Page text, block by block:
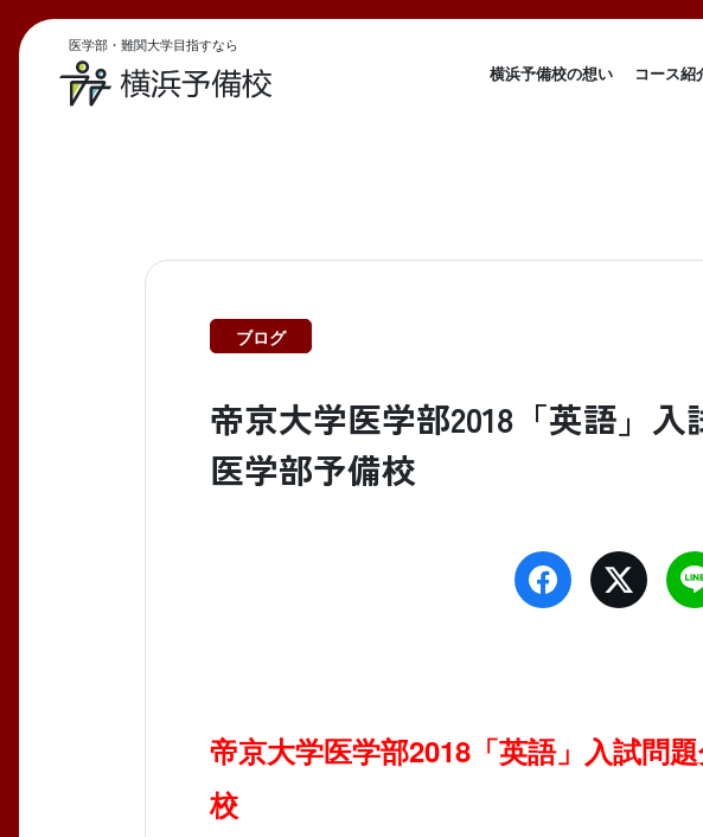
医学部・難関大学目指すなら
横浜予備校の想い コース紹
ブログ
帝京大学医学部2018「英語」
医学部予備校
帝京大学医学部2018「英語」入試問
校